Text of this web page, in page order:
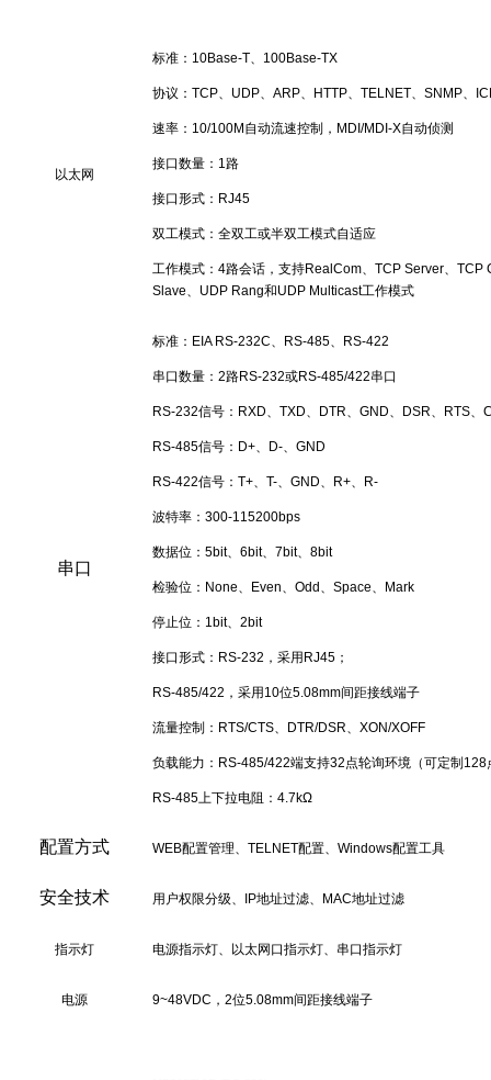
以太网
标准：10Base-T、100Base-TX
协议：TCP、UDP、ARP、HTTP、TELNET、SNMP、
速率：10/100M自动流速控制，MDI/MDI-X自动侦测
接口数量：1路
接口形式：RJ45
双工模式：全双工或半双工模式自适应
工作模式：4路会话，支持RealCom、TCP Server、
Slave、UDP Rang和UDP Multicast工作模式
串口
标准：EIA RS-232C、RS-485、RS-422
串口数量：2路RS-232或RS-485/422串口
RS-232信号：RXD、TXD、DTR、GND、DSR、RTS、
RS-485信号：D+、D-、GND
RS-422信号：T+、T-、GND、R+、R-
波特率：300-115200bps
数据位：5bit、6bit、7bit、8bit
检验位：None、Even、Odd、Space、Mark
停止位：1bit、2bit
接口形式：RS-232，采用RJ45；
RS-485/422，采用10位5.08mm间距接线端子
流量控制：RTS/CTS、DTR/DSR、XON/XOFF
负载能力：RS-485/422端支持32点轮询环境（可定制128
RS-485上下拉电阻：4.7kΩ
配置方式 WEB配置管理、TELNET配置、Windows配置工具
安全技术 用户权限分级、IP地址过滤、MAC地址过滤
指示灯 电源指示灯、以太网口指示灯、串口指示灯
电源 9~48VDC，2位5.08mm间距接线端子